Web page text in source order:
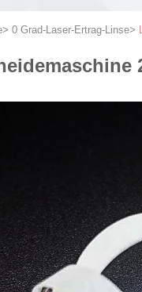
> 0 Grad-Laser-Ertrag-Linse>